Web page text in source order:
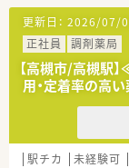
【求人情報
■ご経験に
4.5ヶ月分の
■年間休日
制で、プラ
■充実した
的に安心
【勤務実態
■会社全体
更新日： 2026/07/
正社員
調剤薬局
【高槻市/高槻駅
用・定着率の高い
駅チカ 未経験可